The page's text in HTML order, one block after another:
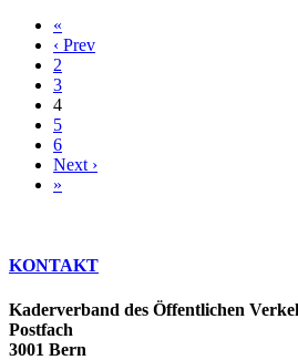
«
‹ Prev
2
3
4
5
6
Next ›
»
KONTAKT
Kaderverband des Öffentlichen
Postfach
3001 Bern